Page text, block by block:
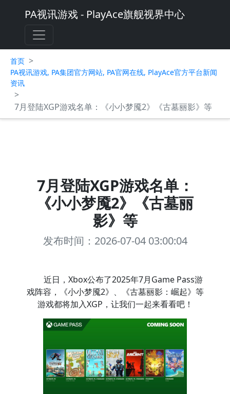
PA视讯游戏 - PlayAce旗舰视界中心
首页 >
PA视讯游戏, PA集团官方网站, PA官网在线, PlayAce官方平台新闻
资讯
>
7月登陆XGP游戏名单：《小小梦魇2》《古墓丽影》等
7月登陆XGP游戏名单：
《小小梦魇2》《古墓丽
影》等
发布时间：2026-07-04 03:00:04
近日，Xbox公布了2025年7月Game Pass游
戏阵容，《小小梦魇2》、《古墓丽影：崛起》等
游戏都将加入XGP，让我们一起来看看吧！